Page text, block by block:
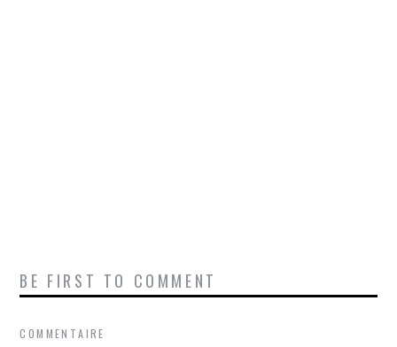
BE FIRST TO COMMENT
COMMENTAIRE